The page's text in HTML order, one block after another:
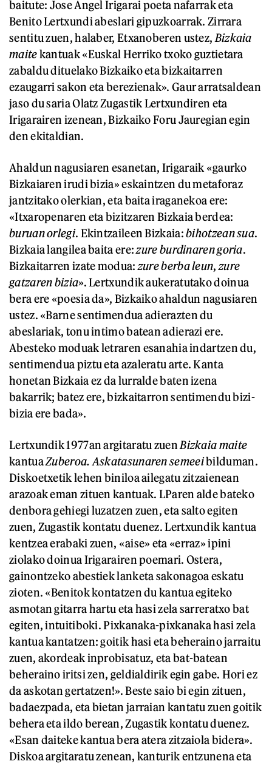
baitute: Jose Angel Irigarai poeta nafarrak eta
Benito Lertxundi abeslari gipuzkoarrak. Zirrara
sentitu zuen, halaber, Etxanoberen ustez, Bizkaia
maitekantuak «Euskal Herriko txoko guztietara
zabaldu dituelako Bizkaiko eta bizkaitarren
ezaugarri sakon eta berezienak». Gaur arratsaldean
jaso du saria Olatz Zugastik Lertxundiren eta
Irigarairen izenean, Bizkaiko Foru Jauregian egin
den ekitaldian.
Ahaldun nagusiaren esanetan, Irigaraik «gaurko
Bizkaiaren irudi bizia» eskaintzen du metaforaz
jantzitako olerkian, eta baita iraganekoa ere:
«Itxaropenaren eta bizitzaren Bizkaia berdea:
buruan orlegi. Ekintzaileen Bizkaia:bihotzean sua.
Bizkaia langilea baita ere:zure burdinaren goria.
Bizkaitarren izate modua: zure berba leun, zure
gatzaren bizia». Lertxundik aukeratutako doinua
bera ere «poesia da», Bizkaiko ahaldun nagusiaren
ustez. «Barne sentimendua adierazten du
abeslariak, tonu intimo batean adierazi ere.
Abesteko moduak letraren esanahia indartzen du,
sentimendua piztu eta azaleratu arte. Kanta
honetan Bizkaia ez da lurralde baten izena
bakarrik; batez ere, bizkaitarron sentimendu bizi-
bizia ere bada».
Lertxundik 1977an argitaratu zuen Bizkaia maite
kantuaZuberoa. Askatasunaren semeeibilduman.
Diskoetxetik lehen biniloa ailegatu zitzaienean
arazoak eman zituen kantuak. LParen alde bateko
denbora gehiegi luzatzen zuen, eta salto egiten
zuen, Zugastik kontatu duenez. Lertxundik kantua
kentzea erabaki zuen, «aise» eta «erraz» ipini
ziolako doinua Irigarairen poemari. Ostera,
gainontzeko abestiek lanketa sakonagoa eskatu
zioten. «Benitok kontatzen du kantua egiteko
asmotan gitarra hartu eta hasi zela sarreratxo bat
egiten, intuitiboki. Pixkanaka-pixkanaka hasi zela
kantua kantatzen: goitik hasi eta beheraino jarraitu
zuen, akordeak inprobisatuz, eta bat-batean
beheraino iritsi zen, geldialdirik egin gabe. Hori ez
da askotan gertatzen!». Beste saio bi egin zituen,
badaezpada, eta bietan jarraian kantatu zuen goitik
behera eta ildo berean, Zugastik kontatu duenez.
«Esan daiteke kantua bera atera zitzaiola bidera».
Diskoa argitaratu zenean, kanturik entzunena eta